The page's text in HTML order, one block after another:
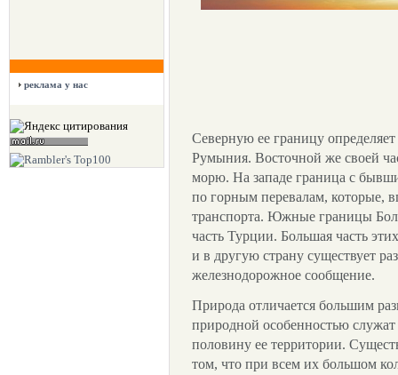
реклама у нас
Северную ее границу
Румыния. Восточной же своей
морю. На западе граница с
по горным перевалам, которые,
транспорта. Южные границы
часть Турции. Большая часть
и в другую страну существует
железнодорожное сообщение.
Природа отличается большим
природной особенностью
половину ее территории.
том, что при всем их большом